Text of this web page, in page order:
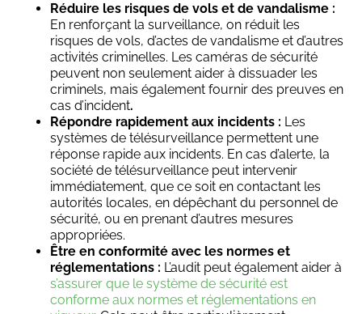
Réduire les risques de vols et de vandalisme :
En renforçant la surveillance, on réduit les
risques de vols, d’actes de vandalisme et d’autres
activités criminelles. Les caméras de sécurité
peuvent non seulement aider à dissuader les
criminels, mais également fournir des preuves en
cas d’incident.
Répondre rapidement aux incidents : Les
systèmes de télésurveillance permettent une
réponse rapide aux incidents. En cas d’alerte, la
société de télésurveillance peut intervenir
immédiatement, que ce soit en contactant les
autorités locales, en dépêchant du personnel de
sécurité, ou en prenant d’autres mesures
appropriées.
Être en conformité avec les normes et
réglementations : L’audit peut également aider à
s’assurer que le système de sécurité est
conforme aux normes et réglementations en